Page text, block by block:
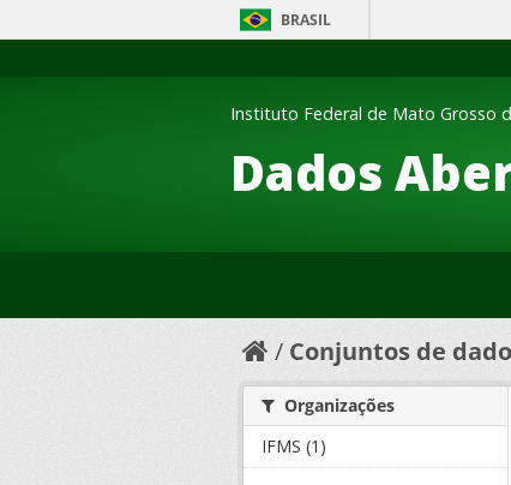
BRASIL
Dados
Instituto Federal de Mato Grosso
Conjuntos de
Organizações
IFMS (1)